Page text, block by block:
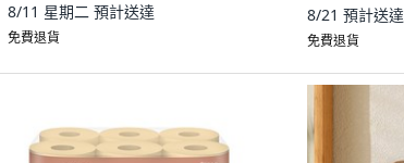
8/11 星期二 預計送達
免費退貨
8/21 預計送達
免費退貨